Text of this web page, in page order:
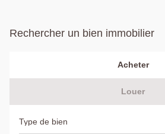
Rechercher un bien immobilier
Acheter
Louer